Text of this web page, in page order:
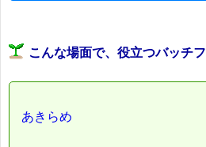
こんな場面で、役立つバッチ
あきらめ